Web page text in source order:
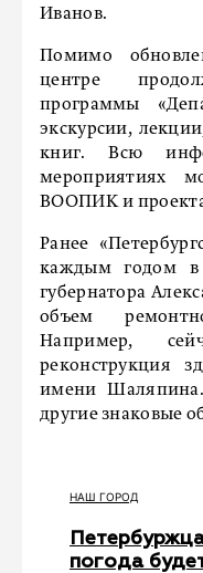
Иванов.
Помимо
центре
программы
экскурсии,
книг. Всю
мероприятиях
ВООПИК и
Ранее
каждым годом в
губернатора
объем
Например,
реконструкция
имени
другие знаковые
НАШ ГОРОД
погода